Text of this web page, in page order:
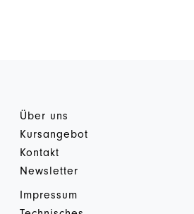
Über uns
Kursangebot
Kontakt
Newsletter
Impressum